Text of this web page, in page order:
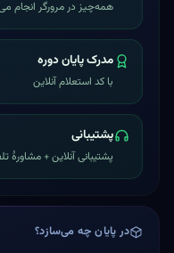
همه‌چیز در مرورگر انجام
مدرک پایان دوره
با کد استعلام آنلاین
پشتیبانی
پشتیبانی آنلاین + مشاورهٔ
در پایان چه می‌سازد؟